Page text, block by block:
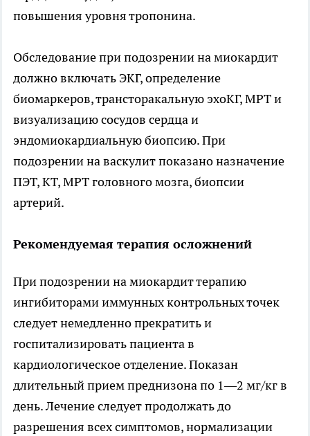
повышения уровня тропонина.
Обследование при подозрении на миокардит
должно включать ЭКГ, определение
биомаркеров, трансторакальную эхоКГ, МРТ и
визуализацию сосудов сердца и
эндомиокардиальную биопсию. При
подозрении на васкулит показано назначение
ПЭТ, КТ, МРТ головного мозга, биопсии
артерий.
Рекомендуемая терапия осложнений
При подозрении на миокардит терапию
ингибиторами иммунных контрольных точек
следует немедленно прекратить и
госпитализировать пациента в
кардиологическое отделение. Показан
длительный прием преднизона по 1—2 мг/кг в
день. Лечение следует продолжать до
разрешения всех симптомов, нормализации